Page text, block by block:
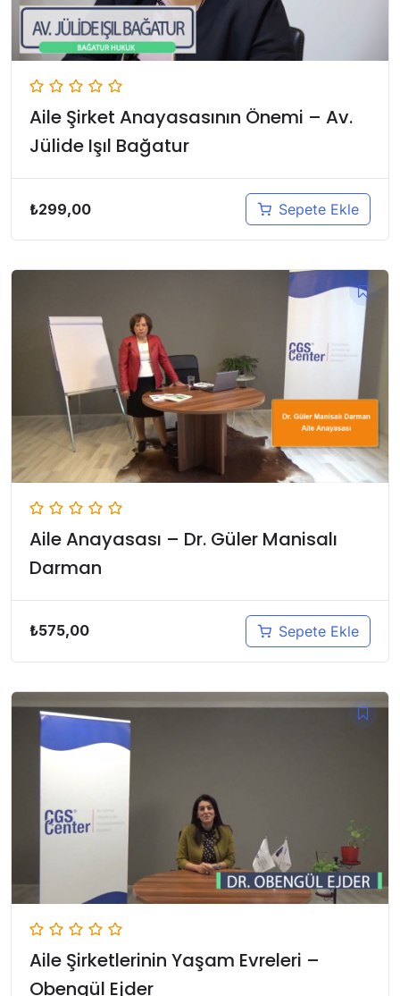
Aile Şirket Anayasasının Önemi – Av.
Jülide Işıl Bağatur
₺299,00 Sepete Ekle
Aile Anayasası – Dr. Güler Manisalı
Darman
₺575,00 Sepete Ekle
Aile Şirketlerinin Yaşam Evreleri –
Obengül Ejder